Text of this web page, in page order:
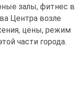
залы, фитнес в
Центра возле
цены, режим
части города.